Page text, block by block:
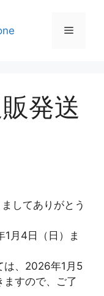
発送
してありがとう
月4日（日）ま
は、2026年1月5
ますので、ご了